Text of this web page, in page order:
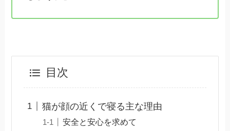
目次
猫が顔の近くで寝る主な理由
安全と安心を求めて